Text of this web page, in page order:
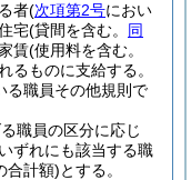
者(次項第2号におい
宅(貸間を含む。 同
賃(使用料を含む。
るものに支給する。
る職員その他規則で
職員の区分に応じ
ずれにも該当する職
合計額)とする。